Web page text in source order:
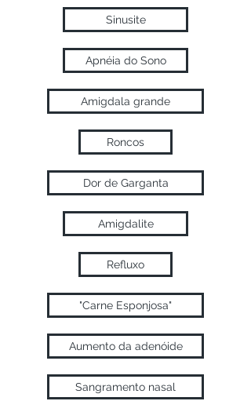
Sinusite
Apnéia do Sono
Amigdala grande
Roncos
Dor de Garganta
Amigdalite
Refluxo
"Carne Esponjosa"
Aumento da adenóide
Sangramento nasal